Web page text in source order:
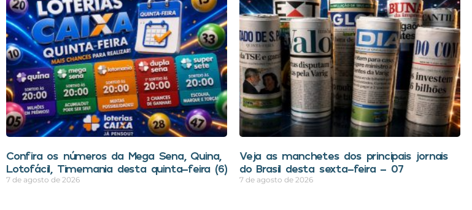
Confira os números da Mega Sena, Quina,
Lotofácil, Timemania desta quinta-feira (6)
7 de agosto de 2026
Veja as manchetes dos principais jornais
do Brasil desta sexta-feira – 07
7 de agosto de 2026